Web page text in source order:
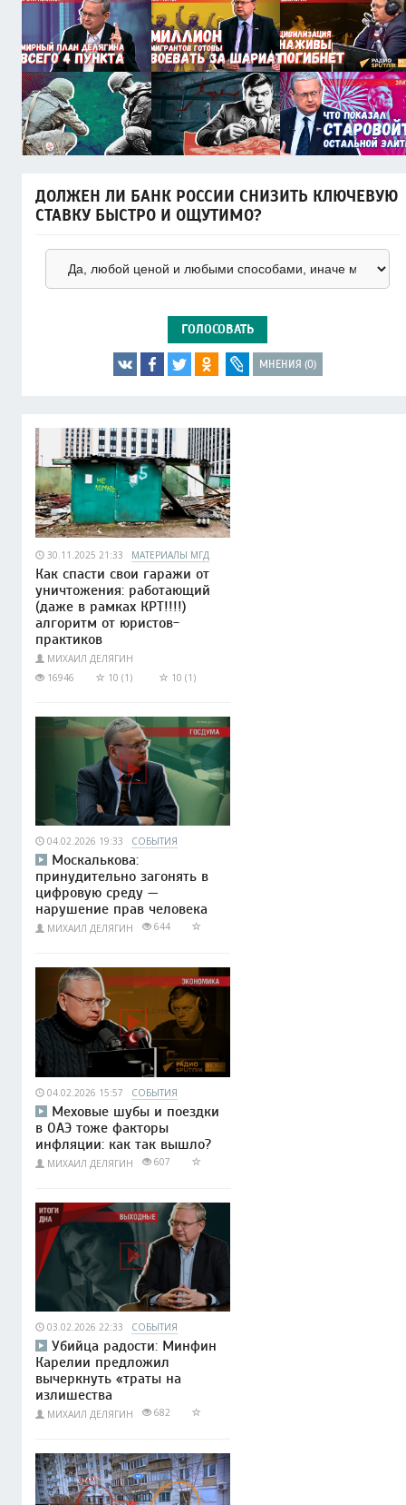
ДОЛЖЕН ЛИ БАНК РОССИИ СНИЗИТЬ КЛЮЧЕВУЮ
СТАВКУ БЫСТРО И ОЩУТИМО?
ГОЛОСОВАТЬ
МНЕНИЯ (0)
30.11.2025 21:33 МАТЕРИАЛЫ МГД
Как спасти свои гаражи от
уничтожения: работающий
(даже в рамках КРТ!!!!)
алгоритм от юристов-
практиков
МИХАИЛ ДЕЛЯГИН
16946
10 (1) 10 (1)
04.02.2026 19:33 СОБЫТИЯ
Москалькова:
принудительно загонять в
цифровую среду —
нарушение прав человека
МИХАИЛ ДЕЛЯГИН 644
04.02.2026 15:57 СОБЫТИЯ
Меховые шубы и поездки
в ОАЭ тоже факторы
инфляции: как так вышло?
МИХАИЛ ДЕЛЯГИН 607
03.02.2026 22:33 СОБЫТИЯ
Убийца радости: Минфин
Карелии предложил
вычеркнуть «траты на
излишества
МИХАИЛ ДЕЛЯГИН 682